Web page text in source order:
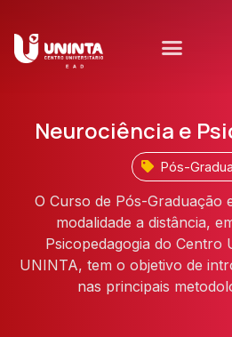
Neurociência e
Pós-
O Curso de Pós-Graduação
modalidade a distância,
Psicopedagogia do Centro
UNINTA, tem o objetivo de
nas principais